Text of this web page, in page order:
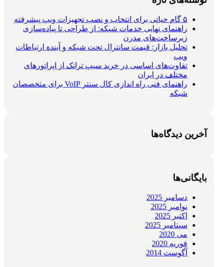
۵ گام حیاتی برای انتخاب و نصب تجهیزات ویپ پیشرفته
راهنمای نهایی خدمات شبکه: از طراحی تا پیاده‌سازی
زیرساخت‌های مدرن
تحلیل بازار: قیمت سانترال تحت شبکه و آینده ارتباطات
ویپ
تفاوت‌های اساسی در خرید سیپ ترانک از اپراتورهای
مختلف در ایران
راهنمای فنی راه اندازی کال سنتر VoIP برای متخصصان
شبکه
آخرین دیدگاه‌ها
بایگانی‌ها
دسامبر 2025
نوامبر 2025
اکتبر 2025
سپتامبر 2025
می 2020
فوریه 2020
آگوست 2014